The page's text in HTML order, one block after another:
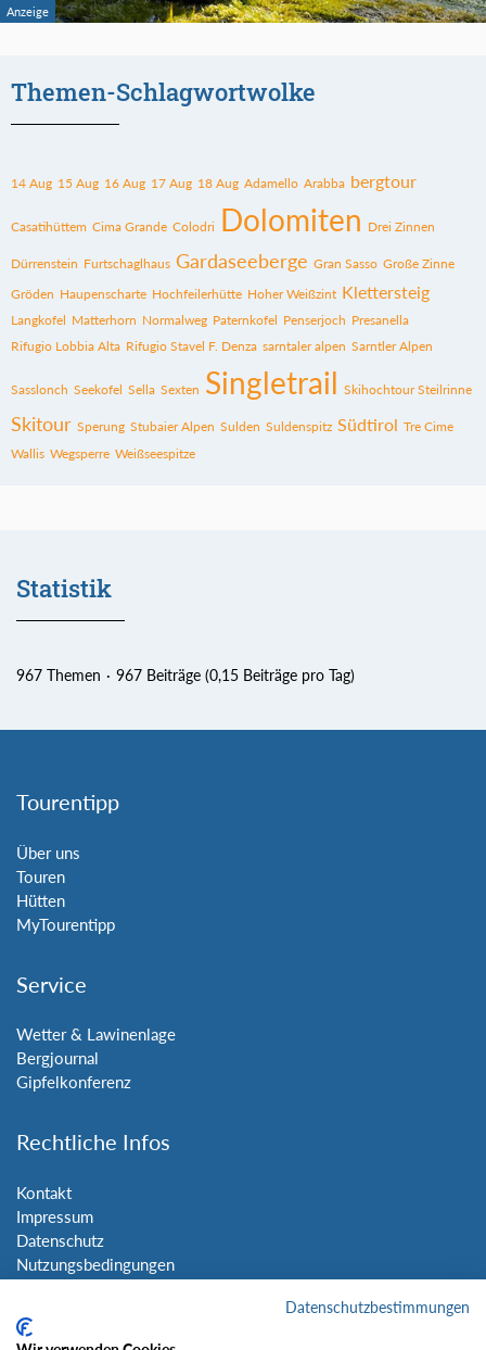
Themen-Schlagwortwolke
14 Aug 15 Aug 16 Aug 17 Aug 18 Aug Adamello Arabba bergtour
Casatihüttem Cima Grande Colodri Dolomiten Drei Zinnen
Dürrenstein Furtschaglhaus Gardaseeberge Gran Sasso Große Zinne
Gröden Haupenscharte Hochfeilerhütte Hoher Weißzint Klettersteig
Langkofel Matterhorn Normalweg Paternkofel Penserjoch Presanella
Rifugio Lobbia Alta Rifugio Stavel F. Denza sarntaler alpen Sarntler Alpen
Sasslonch Seekofel Sella Sexten Singletrail Skihochtour Steilrinne
Skitour Sperung Stubaier Alpen Sulden Suldenspitz Südtirol Tre Cime
Wallis Wegsperre Weißseespitze
Statistik
967 Themen 967 Beiträge (0,15 Beiträge pro Tag)
Tourentipp
Über uns
Touren
Hütten
MyTourentipp
Service
Wetter & Lawinenlage
Bergjournal
Gipfelkonferenz
Rechtliche Infos
Kontakt
Impressum
Datenschutz
Nutzungsbedingungen
Datenschutzbestimmungen